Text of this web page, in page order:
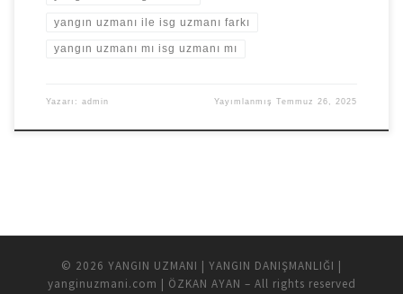
yangın uzmanı ile isg uzmanı farkı
yangın uzmanı mı isg uzmanı mı
Yazarı: admin YayımlanmışTemmuz 26, 2025
© 2026 YANGIN UZMANI | YANGIN DANIŞMANLIĞI |
yanginuzmani.com | ÖZKAN AYAN – All rights reserved